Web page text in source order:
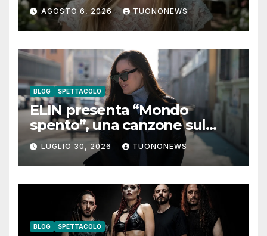
digitali con “Luna lei mi
guarda”
AGOSTO 6, 2026 TUONONEWS
BLOG SPETTACOLO
ELIN presenta “Mondo
spento”, una canzone sul
coraggio di lasciare andare i
pensieri negativi
LUGLIO 30, 2026 TUONONEWS
BLOG SPETTACOLO